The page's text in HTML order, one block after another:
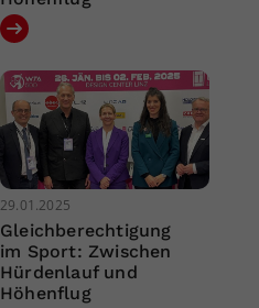
29.01.2025
Gleichberechtigung
im Sport: Zwischen
Hürdenlauf und
Höhenflug